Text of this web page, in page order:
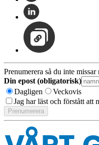
Prenumerera så du inte
Din epost (obligatorisk)
Dagligen
Veckovis
Jag har läst och förstått att